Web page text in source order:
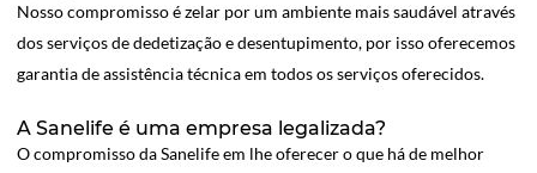
Nosso compromisso é zelar por um ambiente mais saudável através
dos serviços de dedetização e desentupimento, por isso oferecemos
garantia de assistência técnica em todos os serviços oferecidos.
A Sanelife é uma empresa legalizada?
O compromisso da Sanelife em lhe oferecer o que há de melhor